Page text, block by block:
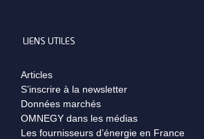
LIENS UTILES
Articles
S’inscrire à la newsletter
Données marchés
OMNEGY dans les médias
Les fournisseurs d’énergie en France